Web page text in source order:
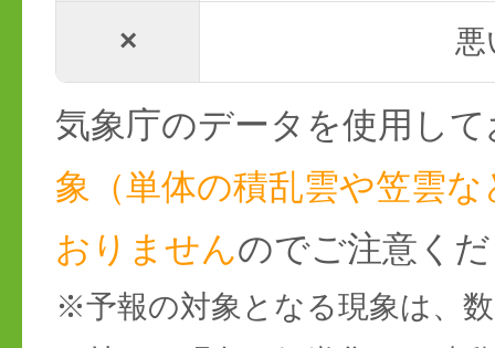
× 悪
気象庁のデータを使用し
象（単体の積乱雲や笠雲
おりませんのでご注意く
※予報の対象となる現象は、